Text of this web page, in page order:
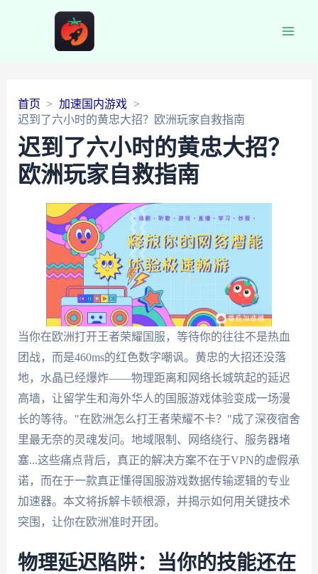
首页
加速国内游戏
迟到了六小时的黄忠大招？欧洲玩家自救指南
迟到了六小时的黄忠大招？
欧洲玩家自救指南
当你在欧洲打开王者荣耀国服，等待你的往往不是热血
团战，而是460ms的红色数字嘲讽。黄忠的大招还没落
地，水晶已经爆炸——物理距离和网络长城筑起的延迟
高墙，让留学生和海外华人的国服游戏体验变成一场漫
长的等待。"在欧洲怎么打王者荣耀不卡？"成了深夜宿舍
里最无奈的灵魂发问。地域限制、网络绕行、服务器堵
塞...这些痛点背后，真正的解决方案不在于VPN的虚假承
诺，而在于一款真正懂得国服游戏数据传输逻辑的专业
加速器。本文将拆解卡顿根源，并揭示如何用关键技术
突围，让你在欧洲准时开团。
物理延迟陷阱：当你的技能还在